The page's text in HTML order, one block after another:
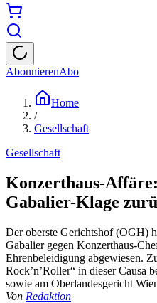
AbonnierenAbo
Home
/
Gesellschaft
Gesellschaft
Konzerthaus-
Gabalier-Klage
Der oberste Gerichtshof (OGH)
Gabalier gegen Konzerthaus-
Ehrenbeleidigung abgewiesen.
Rock’n’Roller“ in dieser Causa
sowie am Oberlandesgericht
Von Redaktion